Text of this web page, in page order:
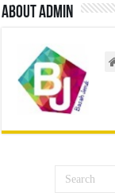
About admin